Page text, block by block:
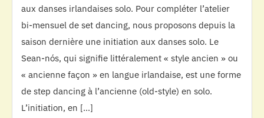
aux danses irlandaises solo. Pour compléter l’atelier
bi-mensuel de set dancing, nous proposons depuis la
saison dernière une initiation aux danses solo. Le
Sean-nós, qui signifie littéralement « style ancien » ou
« ancienne façon » en langue irlandaise, est une forme
de step dancing à l’ancienne (old-style) en solo.
L’initiation, en […]